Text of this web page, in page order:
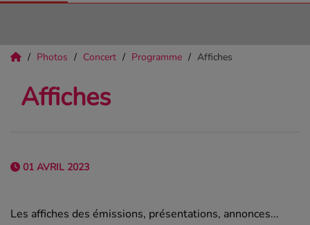
Photos Concert Programme Affiches
Affiches
01 AVRIL 2023
Les affiches des émissions, présentations, annonces...